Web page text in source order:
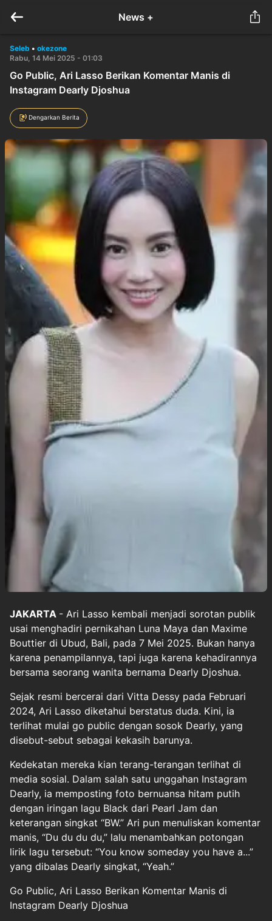
News +
Seleb • okezone
Rabu, 14 Mei 2025 - 01:03
Go Public, Ari Lasso Berikan Komentar Manis di
Instagram Dearly Djoshua
Dengarkan Berita
JAKARTA - Ari Lasso kembali menjadi sorotan publik
usai menghadiri pernikahan Luna Maya dan Maxime
Bouttier di Ubud, Bali, pada 7 Mei 2025. Bukan hanya
karena penampilannya, tapi juga karena kehadirannya
bersama seorang wanita bernama Dearly Djoshua.
Sejak resmi bercerai dari Vitta Dessy pada Februari
2024, Ari Lasso diketahui berstatus duda. Kini, ia
terlihat mulai go public dengan sosok Dearly, yang
disebut-sebut sebagai kekasih barunya.
Kedekatan mereka kian terang-terangan terlihat di
media sosial. Dalam salah satu unggahan Instagram
Dearly, ia memposting foto bernuansa hitam putih
dengan iringan lagu Black dari Pearl Jam dan
keterangan singkat “BW.” Ari pun menuliskan komentar
manis, “Du du du du,” lalu menambahkan potongan
lirik lagu tersebut: “You know someday you have a...”
yang dibalas Dearly singkat, “Yeah.”
Go Public, Ari Lasso Berikan Komentar Manis di
Instagram Dearly Djoshua